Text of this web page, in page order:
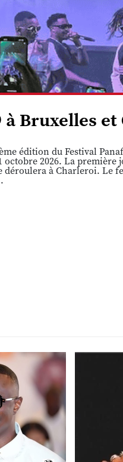
à Bruxelles
édition du Festival
octobre 2026. La première
déroulera à Charleroi. Le